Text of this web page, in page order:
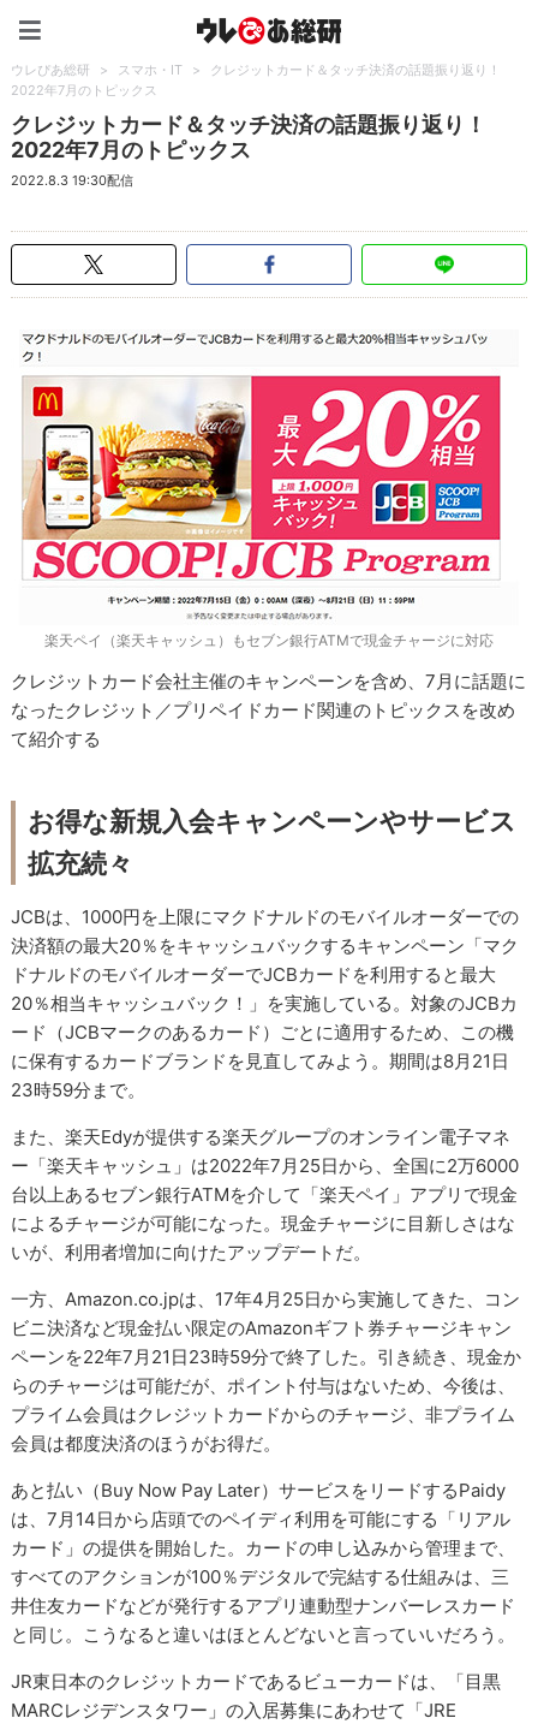
ウレぴあ総研 > スマホ・IT >
クレジットカード＆タッチ決済の話題振り返り！
2022年7月のトピックス
クレジットカード＆タッチ決済の話題振り返り！
2022年7月のトピックス
2022.8.3 19:30配信
楽天ペイ（楽天キャッシュ）もセブン銀行ATMで現金チャージに対応
クレジットカード会社主催のキャンペーンを含め、7月に話題に
なったクレジット／プリペイドカード関連のトピックスを改め
て紹介する
お得な新規入会キャンペーンやサービス
拡充続々
JCBは、1000円を上限にマクドナルドのモバイルオーダーでの
決済額の最大20％をキャッシュバックするキャンペーン「マク
ドナルドのモバイルオーダーでJCBカードを利用すると最大
20％相当キャッシュバック！」を実施している。対象のJCBカ
ード（JCBマークのあるカード）ごとに適用するため、この機
に保有するカードブランドを見直してみよう。期間は8月21日
23時59分まで。
また、楽天Edyが提供する楽天グループのオンライン電子マネ
ー「楽天キャッシュ」は2022年7月25日から、全国に2万6000
台以上あるセブン銀行ATMを介して「楽天ペイ」アプリで現金
によるチャージが可能になった。現金チャージに目新しさはな
いが、利用者増加に向けたアップデートだ。
一方、Amazon.co.jpは、17年4月25日から実施してきた、コン
ビニ決済など現金払い限定のAmazonギフト券チャージキャン
ペーンを22年7月21日23時59分で終了した。引き続き、現金か
らのチャージは可能だが、ポイント付与はないため、今後は、
プライム会員はクレジットカードからのチャージ、非プライム
会員は都度決済のほうがお得だ。
あと払い（Buy Now Pay Later）サービスをリードするPaidy
は、7月14日から店頭でのペイディ利用を可能にする「リアル
カード」の提供を開始した。カードの申し込みから管理まで、
すべてのアクションが100％デジタルで完結する仕組みは、三
井住友カードなどが発行するアプリ連動型ナンバーレスカード
と同じ。こうなると違いはほとんどないと言っていいだろう。
JR東日本のクレジットカードであるビューカードは、「目黒
MARCレジデンスタワー」の入居募集にあわせて「JRE